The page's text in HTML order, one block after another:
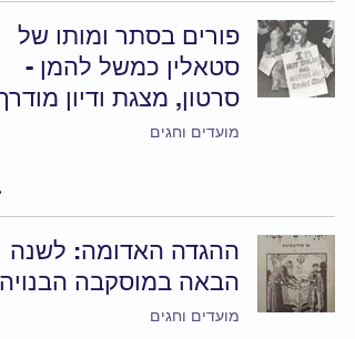
פורים בסתר ומותו של
סטאלין כמשל להמן -
סרטון, מצגת ודיון
מועדים וחגים
ההגדה האדומה: לשנה
הבאה במוסקבה הבנויה
מועדים וחגים